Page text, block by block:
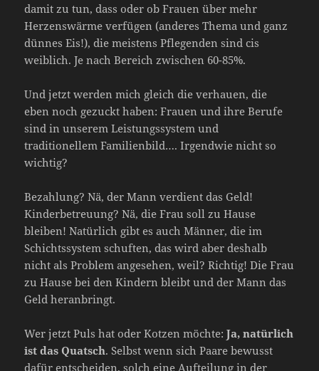
damit zu tun, dass oder ob Frauen über mehr
Herzenswärme verfügen (anderes Thema und ganz
dünnes Eis!), die meistens Pflegenden sind cis
weiblich. Je nach Bereich zwischen 60-85%.
Und jetzt werden mich gleich die verhauen, die
eben noch gezuckt haben: Frauen und ihre Berufe
sind in unserem Leistungssystem und
traditionellem Familienbild…. Irgendwie nicht so
wichtig?
Bezahlung? Nä, der Mann verdient das Geld!
Kinderbetreuung? Nä, die Frau soll zu Hause
bleiben! Natürlich gibt es auch Männer, die im
Schichtssystem schuften, das wird aber deshalb
nicht als Problem angesehen, weil? Richtig! Die Frau
zu Hause bei den Kindern bleibt und der Mann das
Geld heranbringt.
Wer jetzt Puls hat oder Kotzen möchte:Ja, natürlich
ist das Quatsch. Selbst wenn sich Paare bewusst
dafür entscheiden, solch eine Aufteilung in der